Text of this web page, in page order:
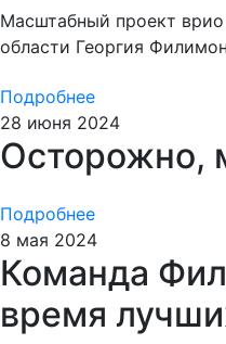
Масштабный проект врио
области Георгия
Подробнее
28 июня 2024
Осторожно,
Подробнее
8 мая 2024
Команда
время